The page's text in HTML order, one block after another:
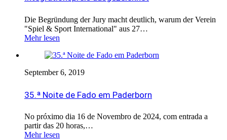
Die Begründung der Jury macht deutlich, warum der Verein
"Spiel & Sport International" aus 27…
Mehr lesen
September 6, 2019
35.ª Noite de Fado em Paderborn
No próximo dia 16 de Novembro de 2024, com entrada a
partir das 20 horas,…
Mehr lesen